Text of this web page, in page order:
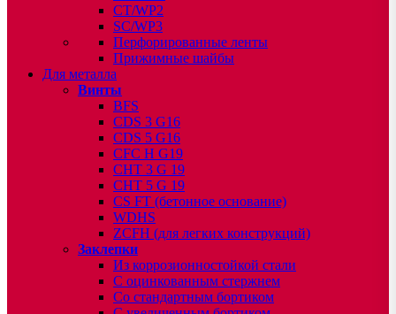
CT/WP2
SC/WP3
Перфорированные ленты
Прижимные шайбы
Для металла
Винты
BFS
CDS 3 G16
CDS 5 G16
CFC H G19
CHT 3 G 19
CHT 5 G 19
CS FT (бетонное основание)
WDHS
ZCFH (для легких конструкций)
Заклепки
Из коррозионностойкой стали
С оцинкованным стержнем
Со стандартным бортиком